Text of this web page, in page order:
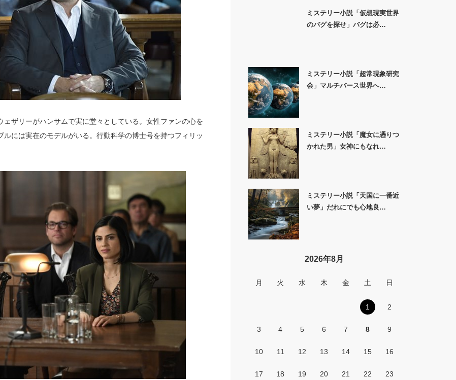
ザリーがハンサムで実に堂々としている。女性ファンの心を
には実在のモデルがいる。行動科学の博士号を持つフィリッ
ミステリー小説「仮想現実世界
のバグを探せ」バグは必…
ミステリー小説「超常現象研究
会」マルチバース世界へ…
ミステリー小説「魔女に憑りつ
かれた男」女神にもなれ…
ミステリー小説「天国に一番近
い夢」だれにでも心地良…
2026年8月
月 火 水 木 金 土 日
1 2
3 4 5 6 7 8 9
10 11 12 13 14 15 16
17 18 19 20 21 22 23